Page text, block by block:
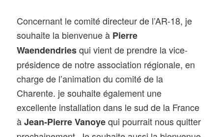
Concernant le comité directeur de l’AR-18, je
souhaite la bienvenue à Pierre
Waendendriesqui vient de prendre la vice-
présidence de notre association régionale, en
charge de l’animation du comité de la
Charente. je souhaite également une
excellente installation dans le sud de la France
àJean-Pierre Vanoyequi pourrait nous quitter